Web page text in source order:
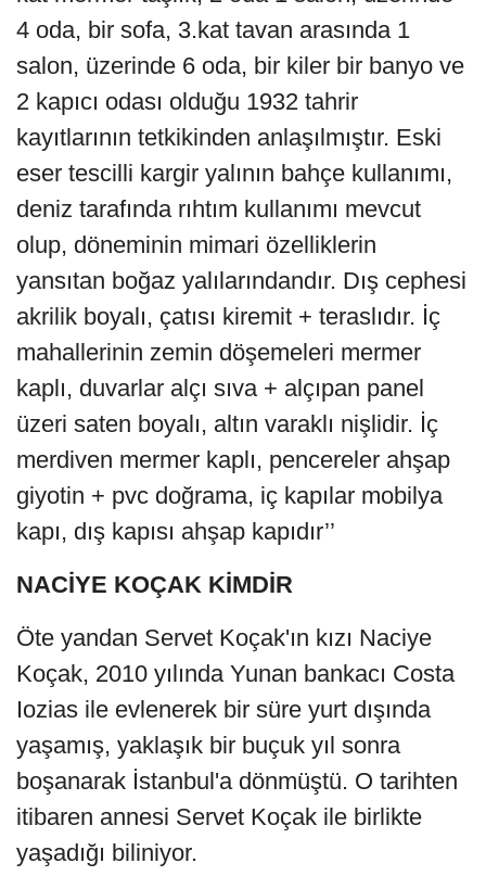
4 oda, bir sofa, 3.kat tavan arasında 1
salon, üzerinde 6 oda, bir kiler bir banyo ve
2 kapıcı odası olduğu 1932 tahrir
kayıtlarının tetkikinden anlaşılmıştır. Eski
eser tescilli kargir yalının bahçe kullanımı,
deniz tarafında rıhtım kullanımı mevcut
olup, döneminin mimari özelliklerin
yansıtan boğaz yalılarındandır. Dış cephesi
akrilik boyalı, çatısı kiremit + teraslıdır. İç
mahallerinin zemin döşemeleri mermer
kaplı, duvarlar alçı sıva + alçıpan panel
üzeri saten boyalı, altın varaklı nişlidir. İç
merdiven mermer kaplı, pencereler ahşap
giyotin + pvc doğrama, iç kapılar mobilya
kapı, dış kapısı ahşap kapıdır’’
NACİYE KOÇAK KİMDİR
Öte yandan Servet Koçak'ın kızı Naciye
Koçak, 2010 yılında Yunan bankacı Costa
Iozias ile evlenerek bir süre yurt dışında
yaşamış, yaklaşık bir buçuk yıl sonra
boşanarak İstanbul'a dönmüştü. O tarihten
itibaren annesi Servet Koçak ile birlikte
yaşadığı biliniyor.